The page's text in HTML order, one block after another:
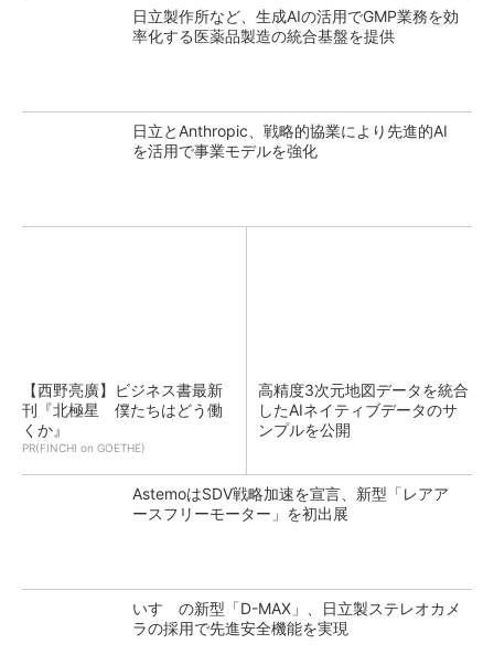
日立製作所など、生成AIの活用でGMP業務を効
率化する医薬品製造の統合基盤を提供
日立とAnthropic、戦略的協業により先進的AI
を活用で事業モデルを強化
【西野亮廣】ビジネス書最新
刊『北極星 僕たちはどう働
くか』
PR(FINCHI on GOETHE)
高精度3次元地図データを統合
したAIネイティブデータのサ
ンプルを公開
AstemoはSDV戦略加速を宣言、新型「レアア
ースフリーモーター」を初出展
いすゞの新型「D-MAX」、日立製ステレオカメ
ラの採用で先進安全機能を実現